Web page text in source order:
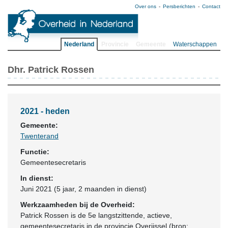
Over ons Persberichten Contact
Nederland Waterschappen
Dhr. Patrick Rossen
2021 - heden
Gemeente:
Twenterand
Functie:
Gemeentesecretaris
In dienst:
Juni 2021 (5 jaar, 2 maanden in dienst)
Werkzaamheden bij de Overheid:
Patrick Rossen is de 5e langstzittende, actieve,
gemeentesecretaris in de provincie Overijssel (bron: